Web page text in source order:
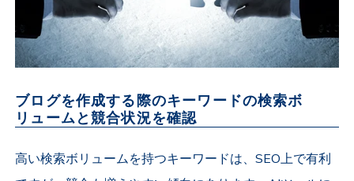
ブログを作成する際のキーワードの検索ボ
リュームと競合状況を確認
高い検索ボリュームを持つキーワードは、SEO上で有利